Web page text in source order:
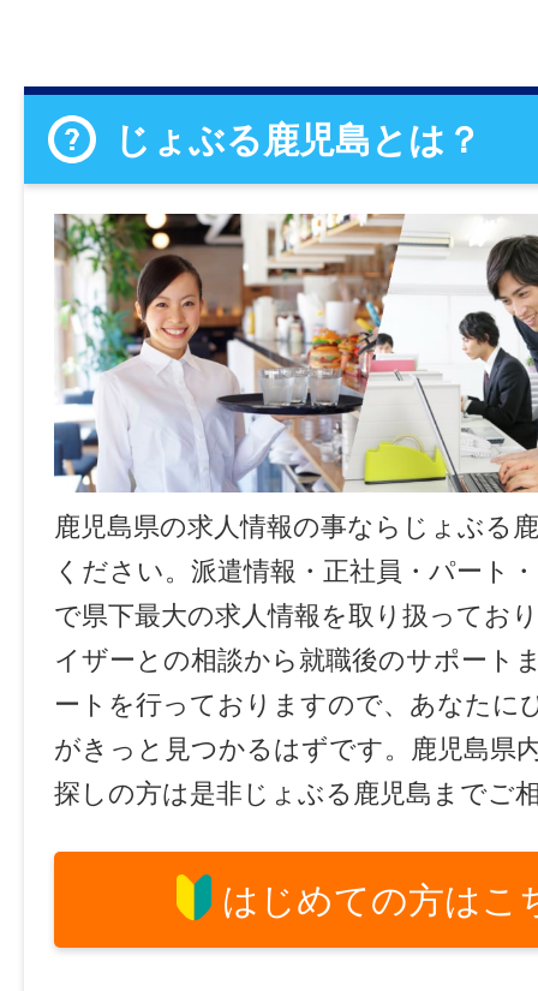
じょぶる鹿児島とは？
鹿児島県の求人情報の事ならじょぶる
ください。派遣情報・正社員・パート
で県下最大の求人情報を取り扱ってお
イザーとの相談から就職後のサポート
ートを行っておりますので、あなたに
がきっと見つかるはずです。鹿児島県
探しの方は是非じょぶる鹿児島までご
はじめての方はこ